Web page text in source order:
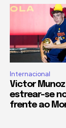
Internacional
Victor
estrear-se
frente ao